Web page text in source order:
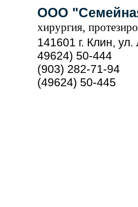
ООО
хирургия,
141601 г. Клин,
49624) 50-444
(903) 282-71-94
(49624) 50-445